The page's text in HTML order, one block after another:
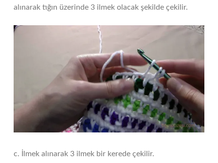
alınarak tığın üzerinde 3 ilmek olacak şekilde çekilir.
c. İlmek alınarak 3 ilmek bir kerede çekilir.